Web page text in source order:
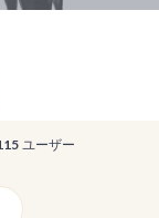
ユーザー